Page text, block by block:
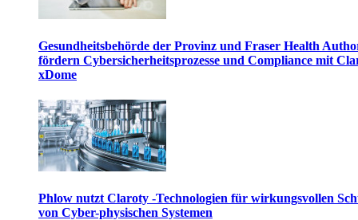
Gesundheitsbehörde der Provinz und Fraser Health
fördern Cybersicherheitsprozesse und Compliance mit
xDome
Phlow nutzt Claroty -Technologien für wirkungsvollen
von Cyber-physischen Systemen